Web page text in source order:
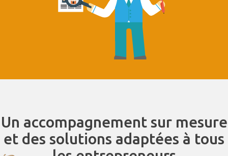
Un accompagnement sur mesure
et des solutions adaptées à tous